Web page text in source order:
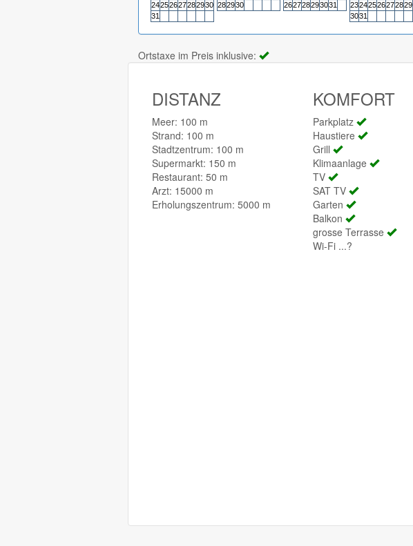
24252627282930
31
282930
262728293031
23242526272829
3031
Ortstaxe im Preis inklusive:
DISTANZ
Meer: 100 m
Strand: 100 m
Stadtzentrum: 100 m
Supermarkt: 150 m
Restaurant: 50 m
Arzt: 15000 m
Erholungszentrum: 5000 m
KOMFORT
Parkplatz
Haustiere
Grill
Klimaanlage
TV
SAT TV
Garten
Balkon
grosse Terrasse
Wi-Fi ...?